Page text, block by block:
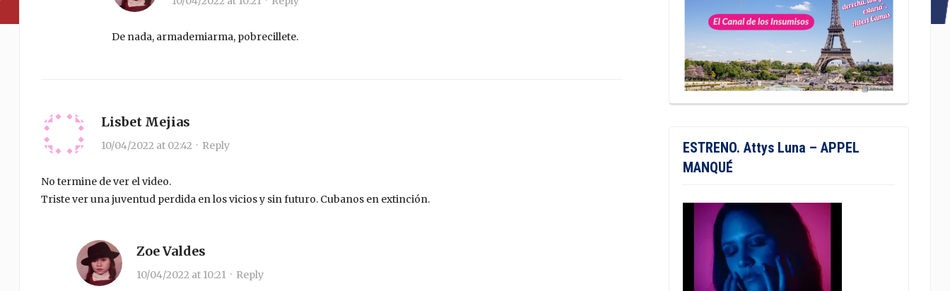
De nada, armademiarma, pobrecillete.
Lisbet Mejias
10/04/2022 at 02:42 · Reply
No termine de ver el video.
Triste ver una juventud perdida en los vicios y sin futuro. Cubanos en extinción.
Zoe Valdes
10/04/2022 at 10:21 · Reply
ESTRENO. Attys Luna – APPEL
MANQUÉ